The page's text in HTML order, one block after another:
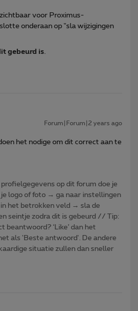
voor Proximus-
onderaan op "sla wijzigingen
gebeurd is
Forum|Forum|2 years ago
het nodige om dit correct aan te
op dit forum doe je
logo of foto → ga naar instellingen
het betrokken veld → sla de
seintje zodra dit is gebeurd // Tip:
beantwoord? ‘Like’ dan het
als 'Beste antwoord'. De andere
situatie zullen dan sneller